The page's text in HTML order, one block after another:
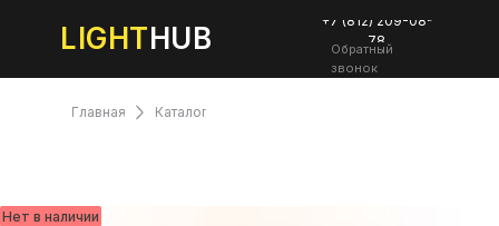
LIGHTHUB
+7 (812) 209-08-
78
Обратный
звонок
Каталог
Главная